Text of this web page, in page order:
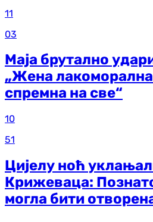
11
03
Маја брутално
„Жена
спремна на све“
10
51
Цијелу ноћ
Крижеваца:
могла бити